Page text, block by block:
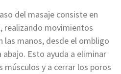
del masaje consiste en
realizando movimientos
las manos, desde el ombligo
abajo. Esto ayuda a eliminar
músculos y a cerrar los poros